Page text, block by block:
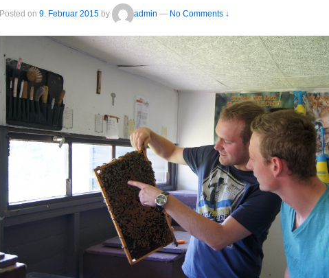
Posted on 9. Februar 2015 by admin — No Comments ↓